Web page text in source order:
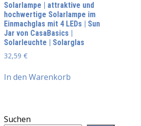
Solarlampe | attraktive und
hochwertige Solarlampe im
Einmachglas mit 4 LEDs | Sun
Jar von CasaBasics |
Solarleuchte | Solarglas
32,59 €
In den Warenkorb
Suchen